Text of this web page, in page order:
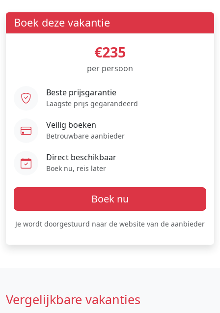
Boek deze vakantie
€235
per persoon
Beste prijsgarantie
Laagste prijs gegarandeerd
Veilig boeken
Betrouwbare aanbieder
Direct beschikbaar
Boek nu, reis later
Boek nu
Je wordt doorgestuurd naar de website van de aanbieder
Vergelijkbare vakanties